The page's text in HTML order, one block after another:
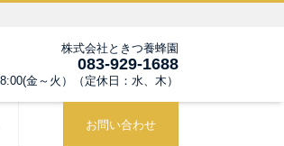
株式会社ときつ養蜂園
083-929-1688
金～火）（定休日：水、木）
お問い合わせ